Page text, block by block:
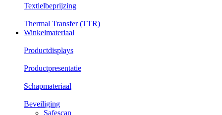
Textielbeprijzing
Thermal Transfer (TTR)
Winkelmateriaal
Productdisplays
Productpresentatie
Schapmateriaal
Beveiliging
Safescan